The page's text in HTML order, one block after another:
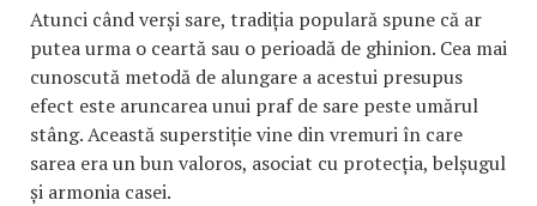
Atunci când verși sare, tradiția populară spune că ar
putea urma o ceartă sau o perioadă de ghinion. Cea mai
cunoscută metodă de alungare a acestui presupus
efect este aruncarea unui praf de sare peste umărul
stâng. Această superstiție vine din vremuri în care
sarea era un bun valoros, asociat cu protecția, belșugul
și armonia casei.